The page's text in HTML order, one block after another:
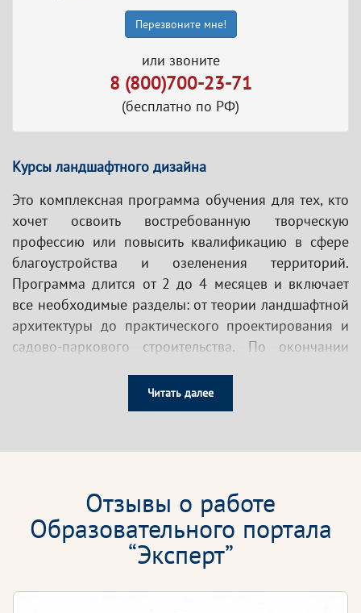
Перезвоните мне!
или звоните
8 (800)700-23-71
(бесплатно по РФ)
Курсы ландшафтного дизайна
Это комплексная программа обучения для тех, кто
хочет освоить востребованную творческую
профессию или повысить квалификацию в сфере
благоустройства и озеленения территорий.
Программа длится от 2 до 4 месяцев и включает
все необходимые разделы: от теории ландшафтной
архитектуры до практического проектирования и
садово-паркового строительства. По окончании
образца, который действует бессрочно и
признается во всех организациях России.
благоустройства, для архитекторов и дизайнеров
интерьера, планирующих расширить свои
компетенции, а также для владельцев частных
домов и участков, стремящихся самостоятельно
создавать красивые и функциональные
Читать далее
Отзывы о работе
Образовательного портала
“Эксперт”